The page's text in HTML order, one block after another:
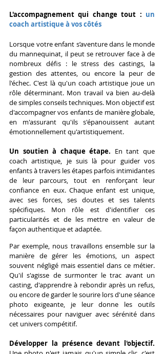
L'accompagnement qui change tout : un
coach artistique à vos côtés
Lorsque votre enfant s’aventure dans le monde
du mannequinat, il peut se retrouver face à de
nombreux défis : le stress des castings, la
gestion des attentes, ou encore la peur de
l'échec. C'est là qu'un coach artistique joue un
rôle déterminant. Mon travail va bien au-delà
de simples conseils techniques. Mon objectif est
d'accompagner vos enfants de manière globale,
en m'assurant qu'ils s'épanouissent autant
émotionnellement qu'artistiquement.
Un soutien à chaque étape. En tant que
coach artistique, je suis là pour guider vos
enfants à travers les étapes parfois intimidantes
de leur parcours, tout en renforçant leur
confiance en eux. Chaque enfant est unique,
avec ses forces, ses doutes et ses talents
spécifiques. Mon rôle est d'identifier ces
particularités et de les mettre en valeur de
façon authentique et adaptée.
Par exemple, nous travaillons ensemble sur la
manière de gérer les émotions, un aspect
souvent négligé mais essentiel dans ce métier.
Qu'il s'agisse de surmonter le trac avant un
casting, d'apprendre à rebondir après un refus,
ou encore de garder le sourire lors d'une séance
photo exigeante, je leur donne les outils
nécessaires pour naviguer avec sérénité dans
cet univers compétitif.